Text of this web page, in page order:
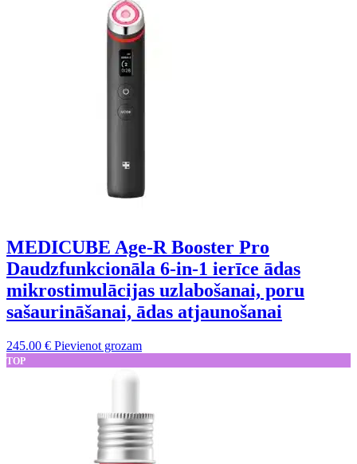
MEDICUBE Age-R Booster Pro
Daudzfunkcionāla 6-in-1 ierīce ādas
mikrostimulācijas uzlabošanai, poru
sašaurināšanai, ādas atjaunošanai
245.00 € Pievienot grozam
TOP